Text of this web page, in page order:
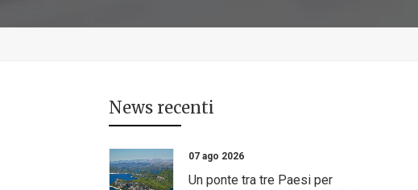
News recenti
07 ago 2026
Un ponte tra tre Paesi per